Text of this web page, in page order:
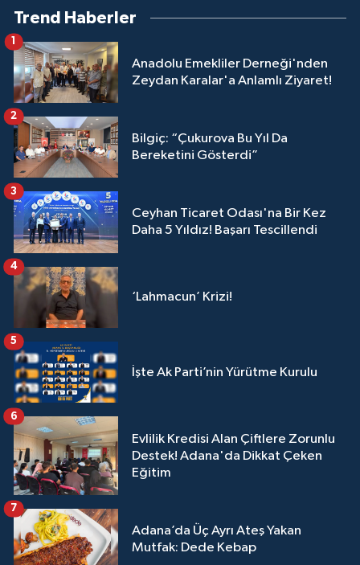
Trend Haberler
Anadolu Emekliler Derneği'nden
Zeydan Karalar'a Anlamlı Ziyaret!
1
Bilgiç: “Çukurova Bu Yıl Da
Bereketini Gösterdi”
2
Ceyhan Ticaret Odası'na Bir Kez
Daha 5 Yıldız! Başarı Tescillendi
3
‘Lahmacun’ Krizi!
4
İşte Ak Parti’nin Yürütme Kurulu
5
Evlilik Kredisi Alan Çiftlere Zorunlu
Destek! Adana'da Dikkat Çeken
Eğitim
6
Adana’da Üç Ayrı Ateş Yakan
Mutfak: Dede Kebap
7